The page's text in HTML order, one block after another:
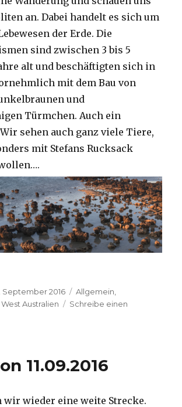
an. Dabei handelt es sich um
der Erde. Die
sind zwischen 3 bis 5
alt und beschäftigten sich in
mit dem Bau von
und
Türmchen. Auch ein
sehen auch ganz viele Tiere,
mit Stefans Rucksack
September 2016 Kategorien
Allgemein
,West Australien
Schreibe einen
11.09.2016
wir wieder eine weite Strecke.